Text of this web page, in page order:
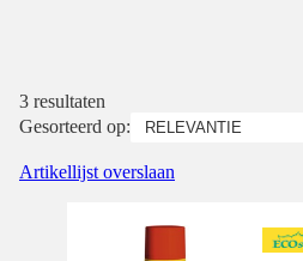
3 resultaten
Gesorteerd op:
Artikellijst overslaan